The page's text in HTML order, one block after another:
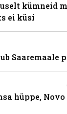
kümneid
ei küsi
Saaremaale
hüppe,